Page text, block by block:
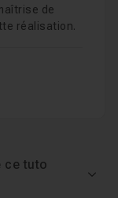
de
réalisation.
ce tuto